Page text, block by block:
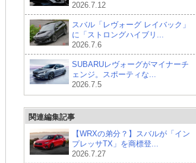
2026.7.12
スバル「レヴォーグ レイバック」
に「ストロングハイブリ...
2026.7.6
SUBARUレヴォーグがマイナーチ
ェンジ。スポーティな...
2026.7.5
関連編集記事
【WRXの弟分？】スバルが「イン
プレッサTX」を商標登...
2026.7.27